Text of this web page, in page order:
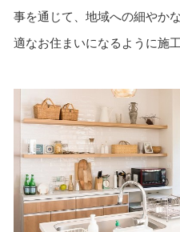
事を通じて、地域への細やか
適なお住まいになるように施